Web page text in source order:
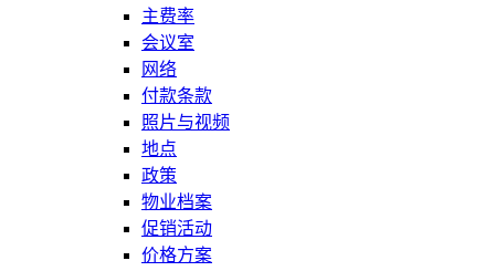
主费率
会议室
网络
付款条款
照片与视频
地点
政策
物业档案
促销活动
价格方案